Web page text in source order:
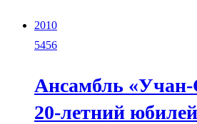
2010
5456
Ансамбль
20-летний юбилей